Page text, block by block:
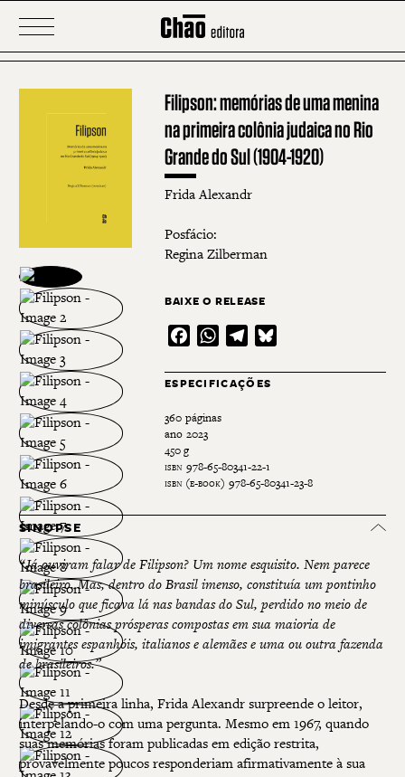
Filipson: memórias de uma menina
na primeira colônia judaica no Rio
Grande do Sul (1904-1920)
Frida Alexandr
Posfácio:
Regina Zilberman
BAIXE O RELEASE
FacebookWhatsAppTelegram
ESPECIFICAÇÕES
360 páginas
ano 2023
450 g
isbn 978-65-80341-22-1
isbn (e-book) 978-65-80341-23-8
SINOPSE
“Já ouviram falar de Filipson? Um nome esquisito. Nem parece
brasileiro. Mas, dentro do Brasil imenso, constituía um pontinho
minúsculo que ficava lá nas bandas do Sul, perdido no meio de
diversas colônias prósperas compostas em sua maioria de
imigrantes espanhóis, italianos e alemães e uma ou outra fazenda
de brasileiros.”
Desde a primeira linha, Frida Alexandr surpreende o leitor,
interpelando-o com uma pergunta. Mesmo em 1967, quando
suas memórias foram publicadas em edição restrita,
provavelmente poucos responderiam afirmativamente à sua